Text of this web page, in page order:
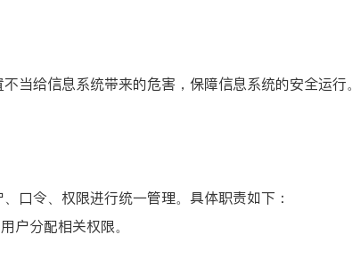
当给信息系统带来的危害，保障信息系统的安全运行。
口令、权限进行统一管理。具体职责如下：
户分配相关权限。